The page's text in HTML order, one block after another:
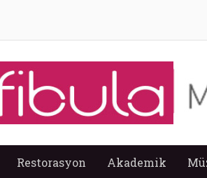
Restorasyon Akademik